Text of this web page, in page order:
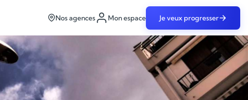
Nos agences Mon espace Je veux progresser